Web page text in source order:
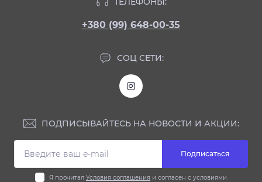
+380 (99) 648-00-35
СОЦ СЕТИ:
ПОДПИСЫВАЙТЕСЬ НА НОВОСТИ И АКЦИИ:
Подписаться
Я прочитал Условия соглашения и согласен с условиями